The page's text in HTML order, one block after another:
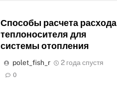
Способы расчета расхода
теплоносителя для
системы отопления
polet_fish_r 2 года спустя
0